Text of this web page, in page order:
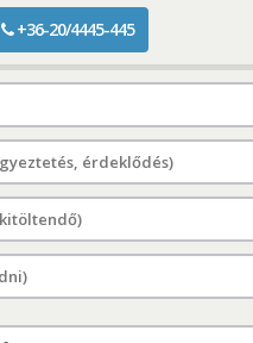
+36-20/4445-445